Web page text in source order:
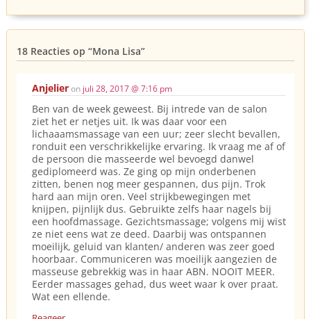
18 Reacties op “Mona Lisa”
Anjelieron juli 28, 2017 @ 7:16 pm
Ben van de week geweest. Bij intrede van de salon
ziet het er netjes uit. Ik was daar voor een
lichaaamsmassage van een uur; zeer slecht bevallen,
ronduit een verschrikkelijke ervaring. Ik vraag me af of
de persoon die masseerde wel bevoegd danwel
gediplomeerd was. Ze ging op mijn onderbenen
zitten, benen nog meer gespannen, dus pijn. Trok
hard aan mijn oren. Veel strijkbewegingen met
knijpen, pijnlijk dus. Gebruikte zelfs haar nagels bij
een hoofdmassage. Gezichtsmassage; volgens mij wist
ze niet eens wat ze deed. Daarbij was ontspannen
moeilijk, geluid van klanten/ anderen was zeer goed
hoorbaar. Communiceren was moeilijk aangezien de
masseuse gebrekkig was in haar ABN. NOOIT MEER.
Eerder massages gehad, dus weet waar k over praat.
Wat een ellende.